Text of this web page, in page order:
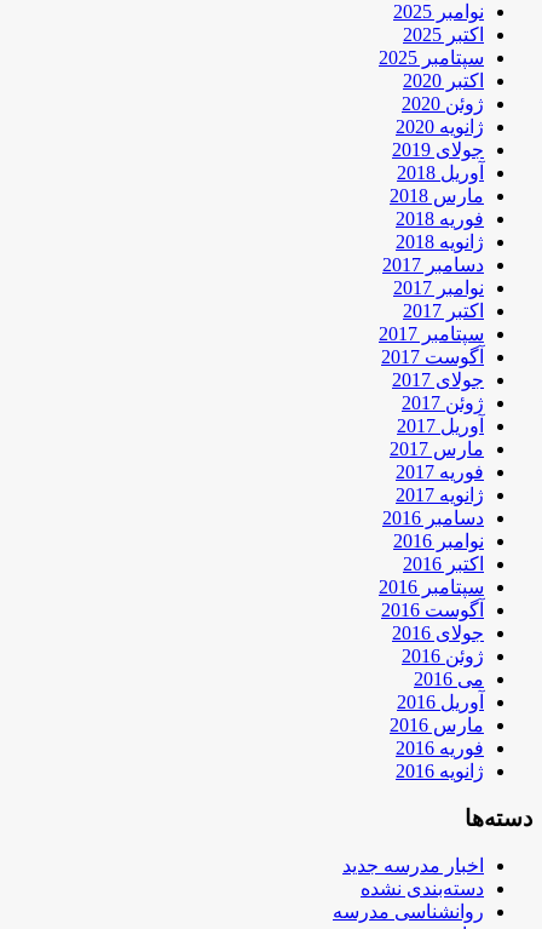
نوامبر 2025
اکتبر 2025
سپتامبر 2025
اکتبر 2020
ژوئن 2020
ژانویه 2020
جولای 2019
آوریل 2018
مارس 2018
فوریه 2018
ژانویه 2018
دسامبر 2017
نوامبر 2017
اکتبر 2017
سپتامبر 2017
آگوست 2017
جولای 2017
ژوئن 2017
آوریل 2017
مارس 2017
فوریه 2017
ژانویه 2017
دسامبر 2016
نوامبر 2016
اکتبر 2016
سپتامبر 2016
آگوست 2016
جولای 2016
ژوئن 2016
می 2016
آوریل 2016
مارس 2016
فوریه 2016
ژانویه 2016
دسته‌ها
اخبار مدرسه جدید
دسته‌بندی نشده
روانشناسی مدرسه